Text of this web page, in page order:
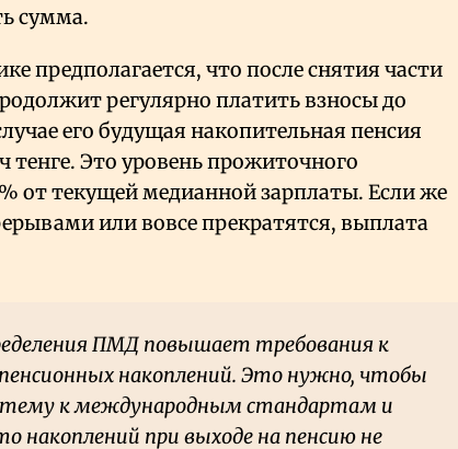
сумма.
предполагается, что после снятия части
регулярно платить взносы до
его будущая накопительная пенсия
тенге. Это уровень прожиточного
% от текущей медианной зарплаты. Если же
или вовсе прекратятся, выплата
ПМД повышает требования к
накоплений. Это нужно, чтобы
к международным стандартам и
накоплений при выходе на пенсию не